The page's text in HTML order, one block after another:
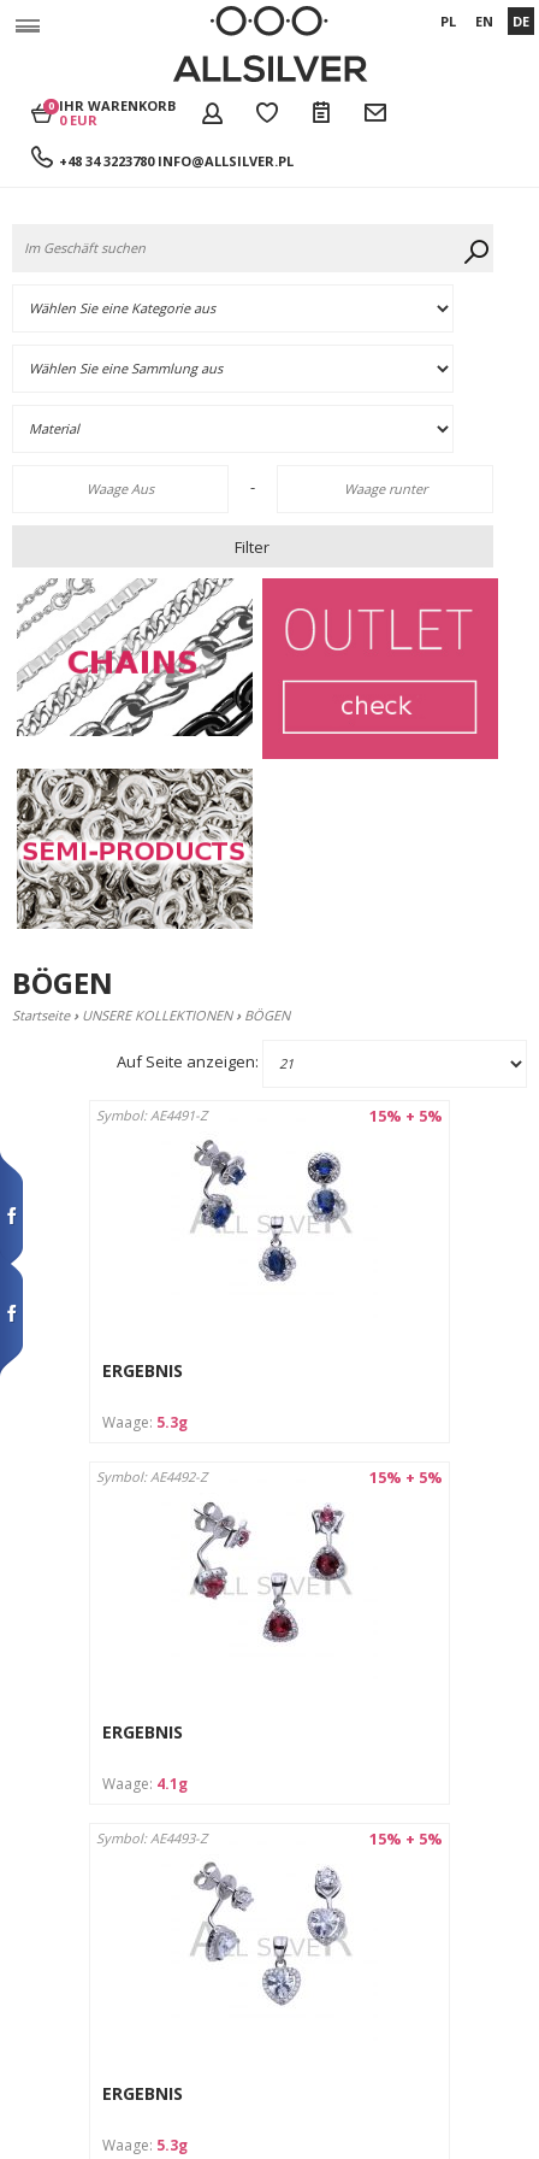
+48 34 3223780 INFO@ALLSILVER.PL
IHR WARENKORB
0 EUR
0
PL EN DE
-
Filter
BÖGEN
Startseite › UNSERE KOLLEKTIONEN › BÖGEN
Auf Seite anzeigen:
15% + 5%
Symbol: AE4491-Z
ERGEBNIS
Waage: 5.3g
15% + 5%
Symbol: AE4492-Z
ERGEBNIS
Waage: 4.1g
15% + 5%
Symbol: AE4493-Z
ERGEBNIS
Waage: 5.3g